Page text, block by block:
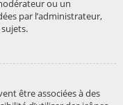
ou un
par l’administrateur,
être associées à des